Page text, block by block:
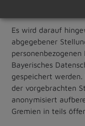
Es wird darauf
abgegebener
Bayerisches
gespeichert
der vorgebrachten
anonymisiert
Gremien in teils